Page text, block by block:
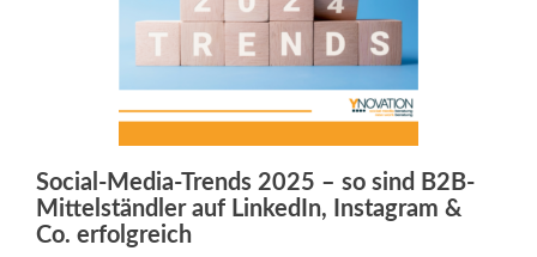
Social-Media-Trends 2025 – so sind B2B-
Mittelständler auf LinkedIn, Instagram &
Co. erfolgreich